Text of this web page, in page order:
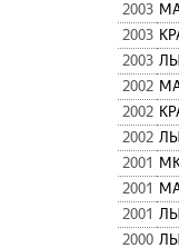
2003
2003
2003
2002
2002
2002
2001
2001
2001
2000